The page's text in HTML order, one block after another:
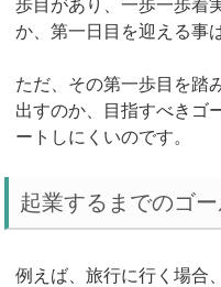
歩目があり、一歩一歩着
か、第一日目を迎える事
ただ、その第一歩目を踏
出すのか、目指すべきゴ
ートしにくいのです。
起業するまでのゴ
例えば、旅行に行く場合